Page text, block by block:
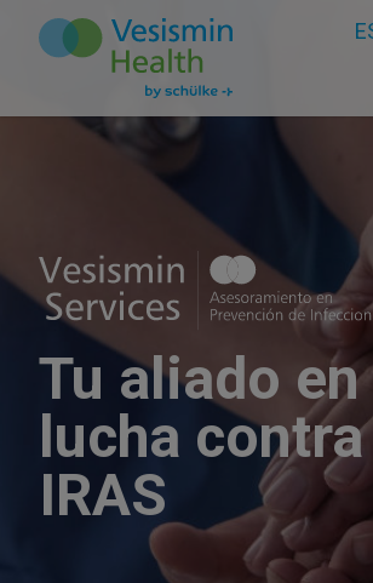
Tu aliado
lucha
IRAS